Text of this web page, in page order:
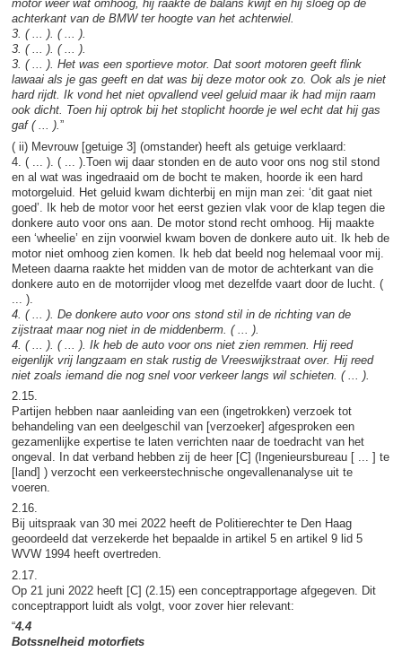
motor weer wat omhoog, hij raakte de balans kwijt en hij sloeg op de
achterkant van de BMW ter hoogte van het achterwiel.
3. ( ... ). ( ... ).
3. ( ... ). ( ... ).
3. ( ... ). Het was een sportieve motor. Dat soort motoren geeft flink
lawaai als je gas geeft en dat was bij deze motor ook zo. Ook als je niet
hard rijdt. Ik vond het niet opvallend veel geluid maar ik had mijn raam
ook dicht. Toen hij optrok bij het stoplicht hoorde je wel echt dat hij gas
gaf ( ... ).”
( ii) Mevrouw [getuige 3] (omstander) heeft als getuige verklaard:
4. ( ... ). ( ... ).Toen wij daar stonden en de auto voor ons nog stil stond
en al wat was ingedraaid om de bocht te maken, hoorde ik een hard
motorgeluid. Het geluid kwam dichterbij en mijn man zei: ‘dit gaat niet
goed’. Ik heb de motor voor het eerst gezien vlak voor de klap tegen die
donkere auto voor ons aan. De motor stond recht omhoog. Hij maakte
een ‘wheelie’ en zijn voorwiel kwam boven de donkere auto uit. Ik heb de
motor niet omhoog zien komen. Ik heb dat beeld nog helemaal voor mij.
Meteen daarna raakte het midden van de motor de achterkant van die
donkere auto en de motorrijder vloog met dezelfde vaart door de lucht. (
... ).
4. ( ... ). De donkere auto voor ons stond stil in de richting van de
zijstraat maar nog niet in de middenberm. ( ... ).
4. ( ... ). ( ... ). Ik heb de auto voor ons niet zien remmen. Hij reed
eigenlijk vrij langzaam en stak rustig de Vreeswijkstraat over. Hij reed
niet zoals iemand die nog snel voor verkeer langs wil schieten. ( ... ).
2.15.
Partijen hebben naar aanleiding van een (ingetrokken) verzoek tot
behandeling van een deelgeschil van [verzoeker] afgesproken een
gezamenlijke expertise te laten verrichten naar de toedracht van het
ongeval. In dat verband hebben zij de heer [C] (Ingenieursbureau [ ... ] te
[land] ) verzocht een verkeerstechnische ongevallenanalyse uit te
voeren.
2.16.
Bij uitspraak van 30 mei 2022 heeft de Politierechter te Den Haag
geoordeeld dat verzekerde het bepaalde in artikel 5 en artikel 9 lid 5
WVW 1994 heeft overtreden.
2.17.
Op 21 juni 2022 heeft [C] (2.15) een conceptrapportage afgegeven. Dit
conceptrapport luidt als volgt, voor zover hier relevant:
“4.4
Botssnelheid motorfiets